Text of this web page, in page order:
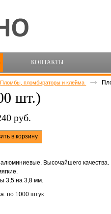
КОНТАКТЫ
Пломбы, пломбираторы и клейма
шт.)
руб.
в корзину
Высочайшего качества.
3,5 на 3,8 мм.
по 1000 штук